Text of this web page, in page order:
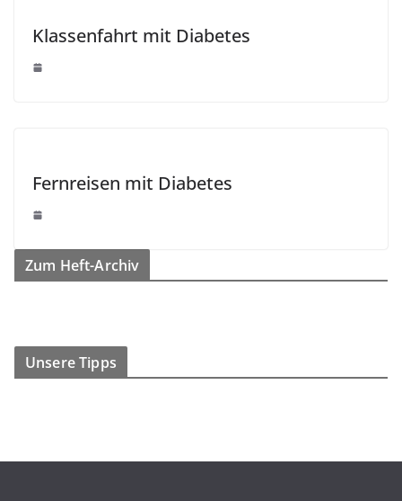
Klassenfahrt mit Diabetes
Fernreisen mit Diabetes
Zum Heft-Archiv
Unsere Tipps